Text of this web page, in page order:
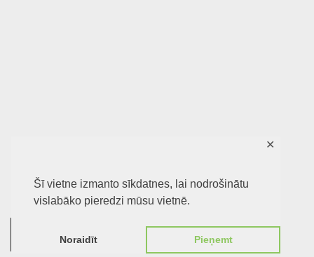
Šī vietne izmanto sīkdatnes, lai nodrošinātu
vislabāko pieredzi mūsu vietnē.
Noraidīt Pieņemt
✕